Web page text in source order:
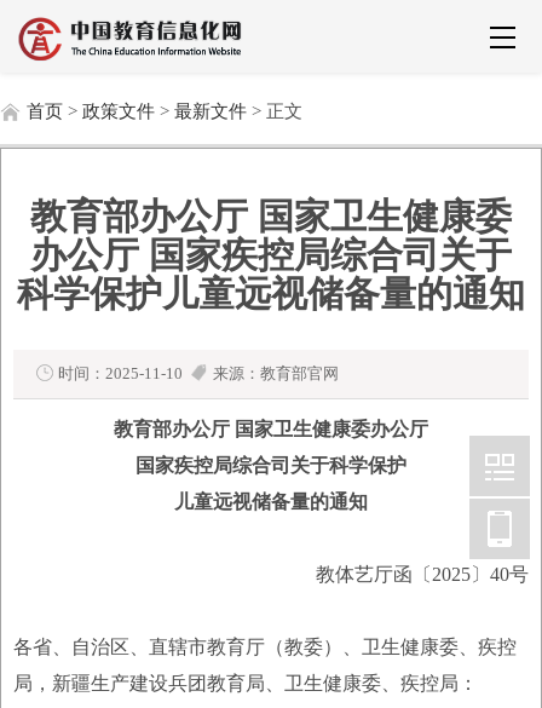
首页 > 政策文件 > 最新文件 > 正文
教育部办公厅 国家卫生健康委
办公厅 国家疾控局综合司关于
科学保护儿童远视储备量的通知
时间：2025-11-10 来源：教育部官网
教育部办公厅 国家卫生健康委办公厅
国家疾控局综合司关于科学保护
儿童远视储备量的通知
教体艺厅函〔2025〕40号
各省、自治区、直辖市教育厅（教委）、卫生健康委、疾控
局，新疆生产建设兵团教育局、卫生健康委、疾控局：